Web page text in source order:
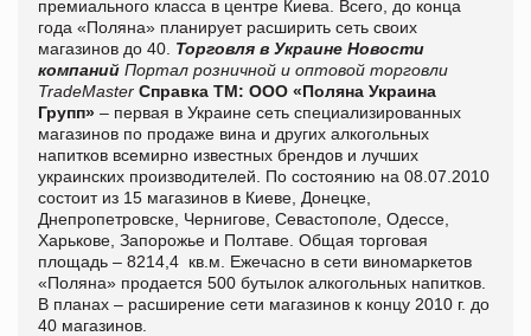
премиального класса в центре Киева. Всего, до конца
года «Поляна» планирует расширить сеть своих
магазинов до 40. Торговля в Украине Новости
компаний Портал розничной и оптовой торговли
TradeMaster Справка ТМ: ООО «Поляна Украина
Групп» – первая в Украине сеть специализированных
магазинов по продаже вина и других алкогольных
напитков всемирно известных брендов и лучших
украинских производителей. По состоянию на 08.07.2010
состоит из 15 магазинов в Киеве, Донецке,
Днепропетровске, Чернигове, Севастополе, Одессе,
Харькове, Запорожье и Полтаве. Общая торговая
площадь – 8214,4 кв.м. Ежечасно в сети виномаркетов
«Поляна» продается 500 бутылок алкогольных напитков.
В планах – расширение сети магазинов к концу 2010 г. до
40 магазинов.